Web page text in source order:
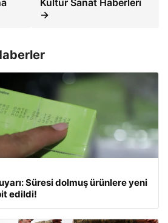
Kültür Sanat Haberleri
→
Süresi dolmuş ürünlere yeni
edildi!